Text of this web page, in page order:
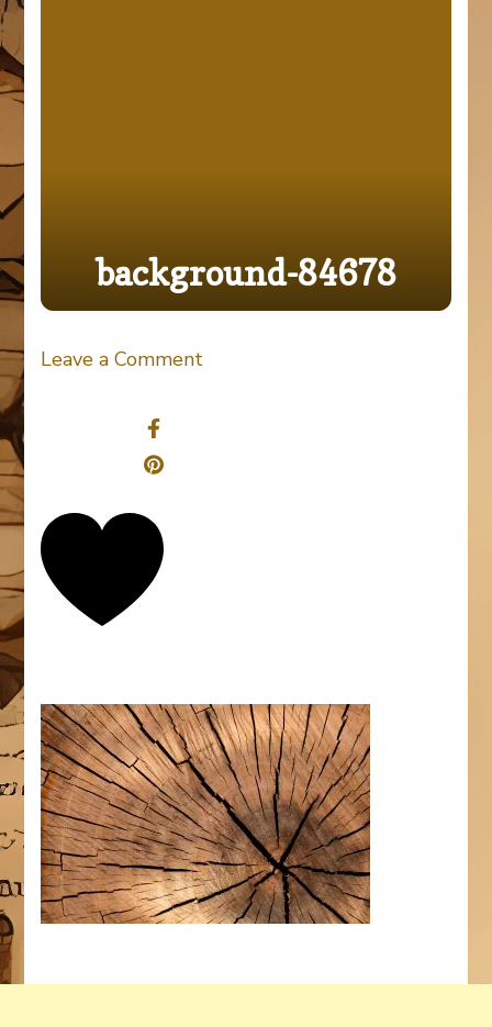
background-84678
Leave a Commenton